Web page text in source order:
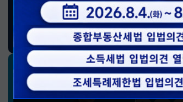
재정경제부 SNS
블로그페이스북트위터(X)유튜브인
소통하는 경제 리더 구윤철 장
SNS 채